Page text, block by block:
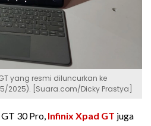
yang resmi diluncurkan ke
2025). [Suara.com/Dicky Prastya]
GT 30 Pro, Infinix Xpad GT juga